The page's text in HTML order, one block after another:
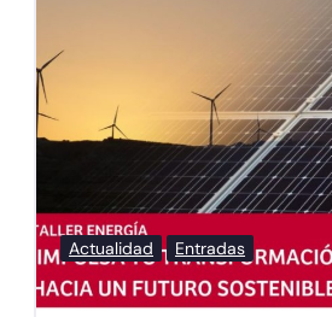
Actualidad Entradas